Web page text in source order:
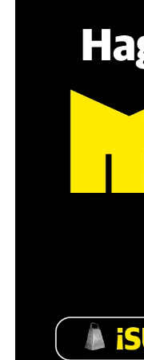
mamá de
“Estamos como el
es a través del
pregunta»,